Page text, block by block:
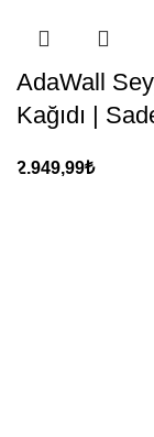
AdaWall
Kağıdı |
2.949,99₺